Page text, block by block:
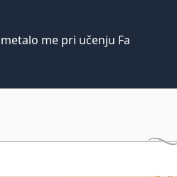
me pri učenju Fa